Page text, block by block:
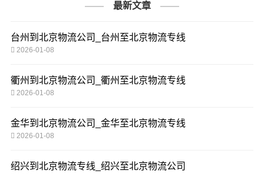
最新文章
台州到北京物流公司_台州至北京物流专线
2026-01-08
衢州到北京物流公司_衢州至北京物流专线
2026-01-08
金华到北京物流公司_金华至北京物流专线
2026-01-08
绍兴到北京物流专线_绍兴至北京物流公司